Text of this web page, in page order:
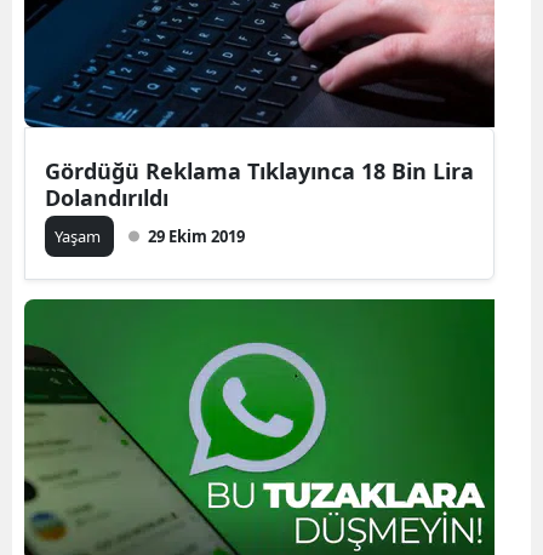
Gördüğü Reklama Tıklayınca 18 Bin Lira
Dolandırıldı
Yaşam 29 Ekim 2019